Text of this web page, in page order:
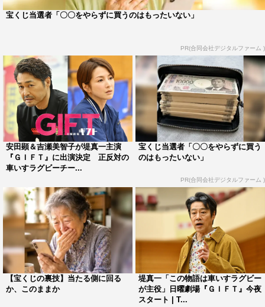
だけたらと思います。
以前、ブラックホールに関する研究を伍鉄（堤真一）に完
全否定され闇に落とされたポストドクター（博士研究員）
の宗像（宮﨑優）が、伍鉄の行為を雑誌社に訴えた。人香
（有村架純）は記事を取り下げるよう宗像に頼むが、伍鉄
がブルズを辞めることが条件だと言われる。同じ頃、涼
（山田裕貴）は練習に集中できないでいた。医師からある
病気の可能性を告げられたためだ。さらに、キャサリン
（円井わん）は出産の夢と車いすラグビー継続の間で心が
揺れ、圭二郎（本田響矢）は谷口（細田佳央太）には及ば
ない自身のパフォーマンスに悔しさをにじませる。それぞ
れの前にたちはだかる困難。彼らはどう乗り越えるのか。
番組情報
日曜劇場『ＧＩＦＴ』
宝くじ当選者「〇〇をやらずに買うのはもったいない」
PR(合同会社デジタルファーム )
安田顕＆吉瀬美智子が堤真一主演
『ＧＩＦＴ』に出演決定 正反対の
車いすラグビーチー...
宝くじ当選者「〇〇をやらずに買う
のはもったいない」
PR(合同会社デジタルファーム )
【宝くじの裏技】当たる側に回る
か、このままか
堤真一「この物語は車いすラグビー
が主役」日曜劇場『ＧＩＦＴ』今夜
スタート | T...